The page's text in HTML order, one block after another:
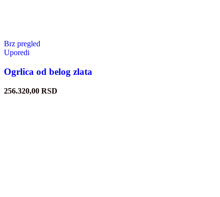
Brz pregled
Uporedi
Ogrlica od belog zlata
256.320,00 RSD